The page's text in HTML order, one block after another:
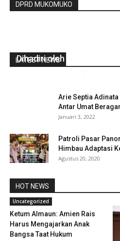
DPRD MUKOMUKO
LATEST NEWS
Dihadiri oleh Bamsoet dan
-
Arie Septia
Antar Umat
Januari 3, 2022
Patroli Pasar
Himbau Adaptasi
Agustus 20, 2020
HOT NEWS
Uncategorized
Ketum Almaun: Amien Rais
Harus Mengajarkan Anak
Bangsa Taat Hukum